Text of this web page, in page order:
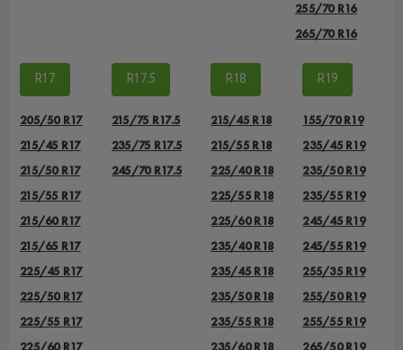
255/70 R16
265/70 R16
R17
205/50 R17
215/45 R17
215/50 R17
215/55 R17
215/60 R17
215/65 R17
225/45 R17
225/50 R17
225/55 R17
225/60 R17
R17.5
215/75 R17.5
235/75 R17.5
245/70 R17.5
R18
215/45 R18
215/55 R18
225/40 R18
225/55 R18
225/60 R18
235/40 R18
235/45 R18
235/50 R18
235/55 R18
235/60 R18
R19
155/70 R19
235/45 R19
235/50 R19
235/55 R19
245/45 R19
245/55 R19
255/35 R19
255/50 R19
255/55 R19
265/50 R19